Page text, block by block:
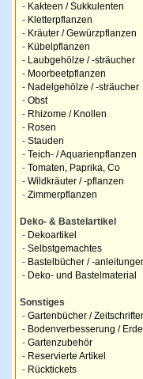
- Kakteen / Sukkulenten
- Kletterpflanzen
- Kräuter / Gewürzpflanzen
- Kübelpflanzen
-
Laubgehölze / -sträucher
- Moorbeetpflanzen
- Nadelgehölze / -sträucher
- Obst
- Rhizome / Knollen
- Rosen
- Stauden
- Teich- / Aquarienpflanzen
- Tomaten, Paprika, Co
- Wildkräuter / -pflanzen
- Zimmerpflanzen
Deko- & Bastelartikel
- Dekoartikel
- Selbstgemachtes
- Bastelbücher / -
- Deko- und Bastelmaterial
Sonstiges
- Gartenbücher /
- Bodenverbesserung /
- Gartenzubehör
- Reservierte Artikel
- Rücktickets